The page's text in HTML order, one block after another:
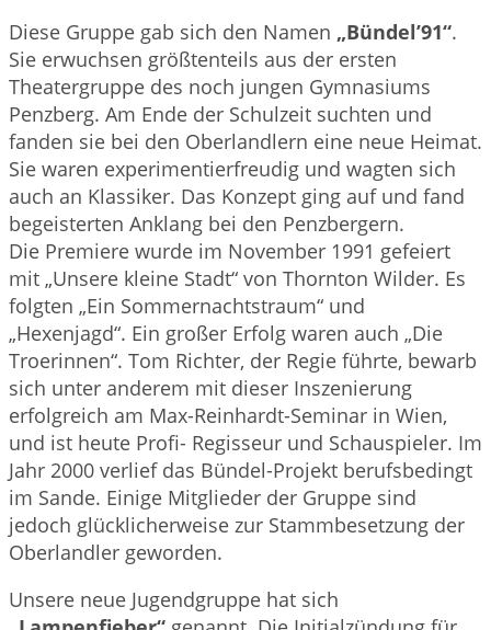
Diese Gruppe gab sich den Namen „Bündel’91“.
Sie erwuchsen größtenteils aus der ersten
Theatergruppe des noch jungen Gymnasiums
Penzberg. Am Ende der Schulzeit suchten und
fanden sie bei den Oberlandlern eine neue Heimat.
Sie waren experimentierfreudig und wagten sich
auch an Klassiker. Das Konzept ging auf und fand
begeisterten Anklang bei den Penzbergern.
Die Premiere wurde im November 1991 gefeiert
mit „Unsere kleine Stadt“ von Thornton Wilder. Es
folgten „Ein Sommernachtstraum“ und
„Hexenjagd“. Ein großer Erfolg waren auch „Die
Troerinnen“. Tom Richter, der Regie führte, bewarb
sich unter anderem mit dieser Inszenierung
erfolgreich am Max-Reinhardt-Seminar in Wien,
und ist heute Profi- Regisseur und Schauspieler. Im
Jahr 2000 verlief das Bündel-Projekt berufsbedingt
im Sande. Einige Mitglieder der Gruppe sind
jedoch glücklicherweise zur Stammbesetzung der
Oberlandler geworden.
Unsere neue Jugendgruppe hat sich